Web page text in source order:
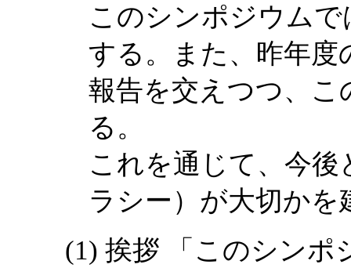
このシンポジウム
する。また、昨年度
報告を交えつつ、こ
る。
これを通じて、今
ラシー）が大切か
(1) 挨拶 「このシンポ